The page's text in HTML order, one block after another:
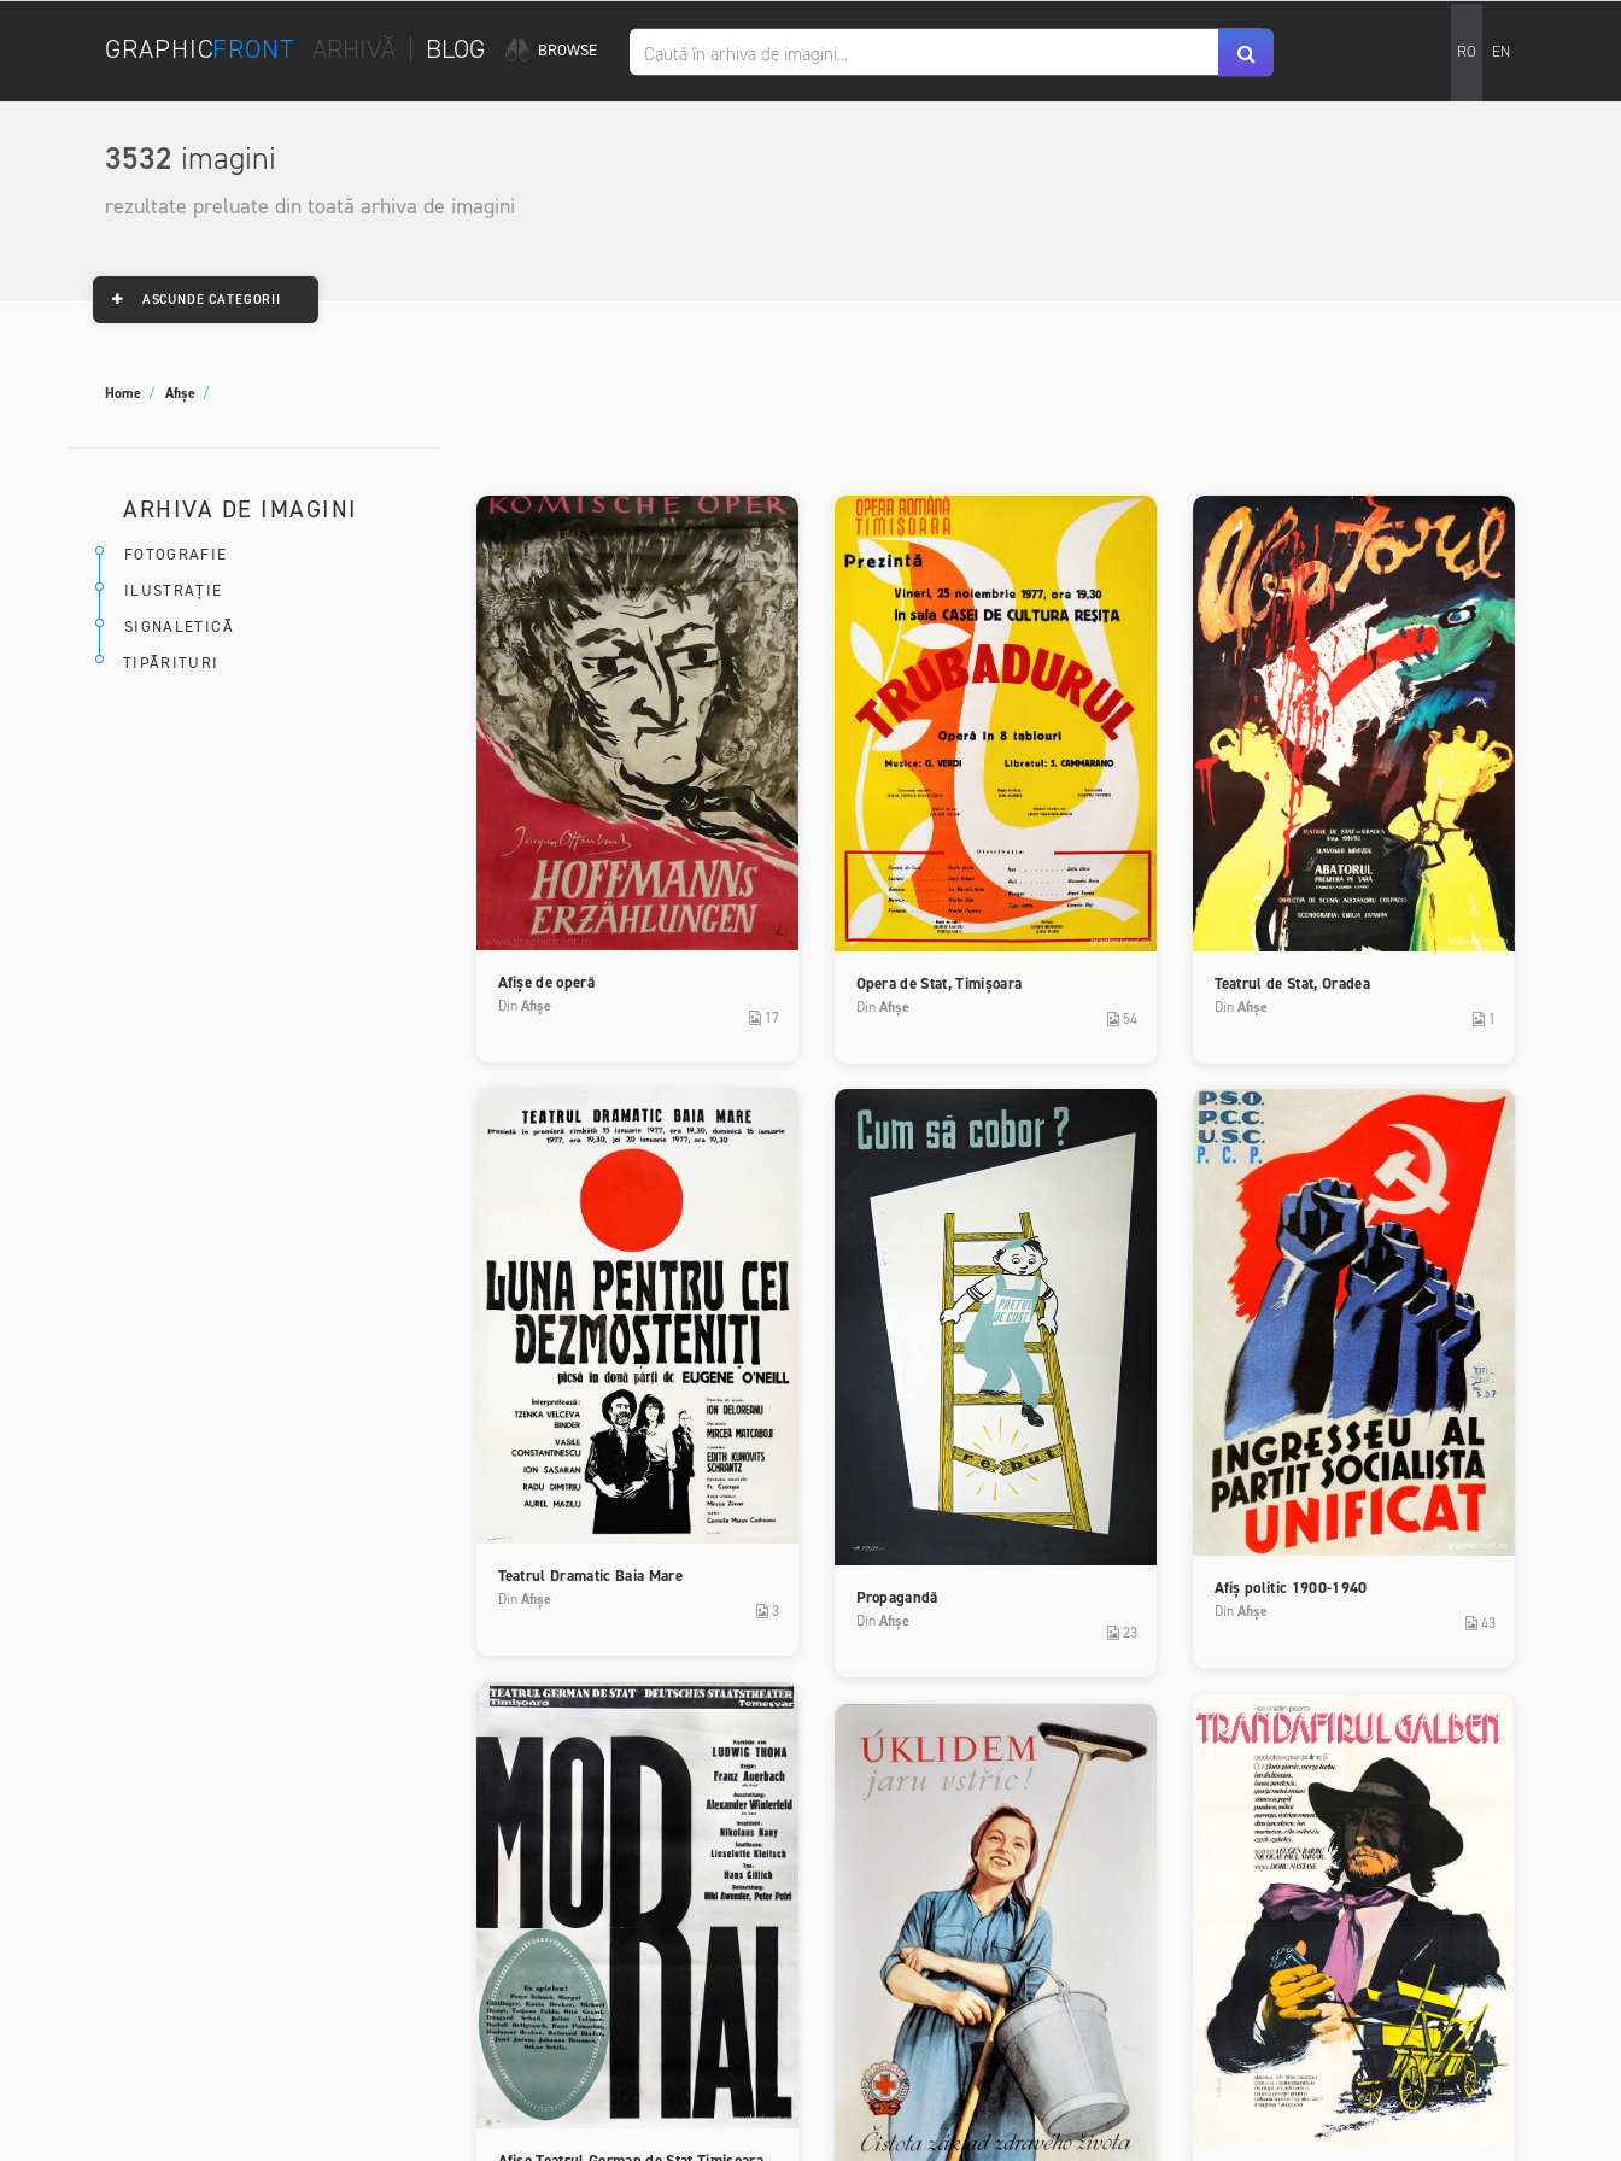
GRAPHICFRONT ARHIVĂ BLOG BROWSE RO EN
3532 imagini
rezultate preluate din toată arhiva de imagini
ASCUNDE CATEGORII
Home / Afișe /
ARHIVA DE IMAGINI
FOTOGRAFIE
ILUSTRAȚIE
SIGNALETICĂ
TIPĂRITURI
Afișe de operă
DinAfișe
17
Opera de Stat, Timișoara
DinAfișe
54
Teatrul de Stat, Oradea
DinAfișe
1
Teatrul Dramatic Baia Mare
DinAfișe
3
Propagandă
DinAfișe
23
Afiș politic 1900-1940
DinAfișe
43